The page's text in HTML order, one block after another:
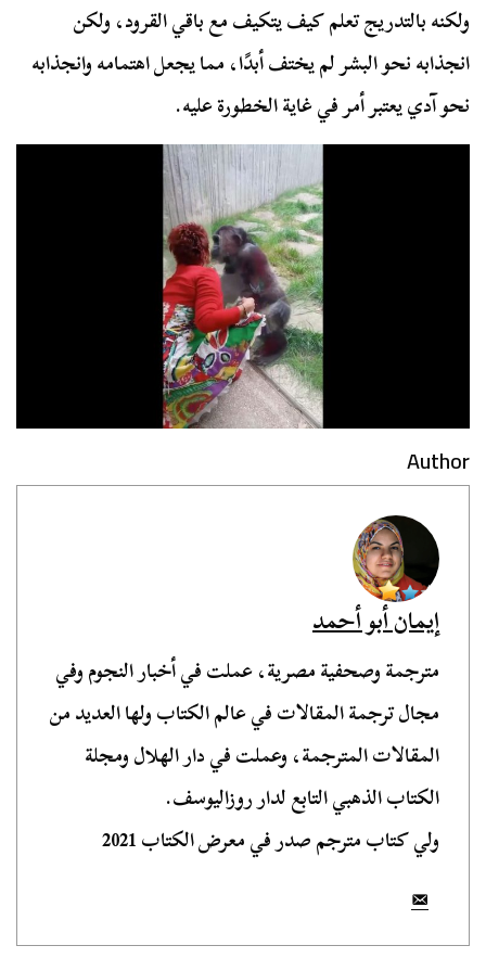
ولكنه بالتدريج تعلم كيف يتكيف مع باقي القرود، ولكن
انجذابه نحو البشر لم يختف أبدًا، مما يجعل اهتمامه وانجذابه
نحو آدي يعتبر أمر في غاية الخطورة عليه.
Author
إيمان أبو أحمد
مترجمة وصحفية مصرية، عملت في أخبار النجوم وفي
مجال ترجمة المقالات في عالم الكتاب ولها العديد من
المقالات المترجمة، وعملت في دار الهلال ومجلة
الكتاب الذهبي التابع لدار روزاليوسف.
ولي كتاب مترجم صدر في معرض الكتاب 2021